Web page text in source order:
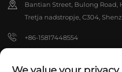
Bantian Street, Bulong
Tretja nadstropje, C304,
+86-15817448554